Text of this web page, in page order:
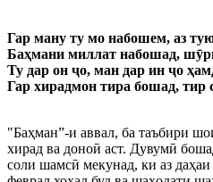
Гар ману ту мо набошем, аз
Баҳмани миллат набошад,
Ту дар он ҷо, ман дар ин ҷо
Гар хирадмон тира бошад, тир
"Баҳман”-и аввал, ба таъбири
хирад ва доноӣ аст. Дувумӣ
соли шамсӣ мекунад, ки аз